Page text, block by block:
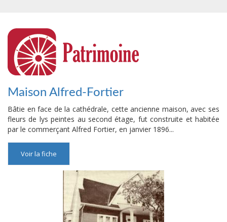
Maison Alfred-Fortier
Bâtie en face de la cathédrale, cette ancienne maison, avec ses
fleurs de lys peintes au second étage, fut construite et habitée
par le commerçant Alfred Fortier, en janvier 1896...
Voir la fiche